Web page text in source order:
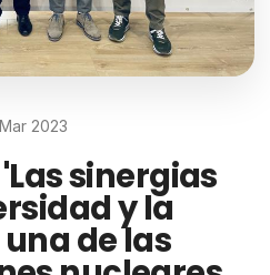
2023
sinergias
y la
de las